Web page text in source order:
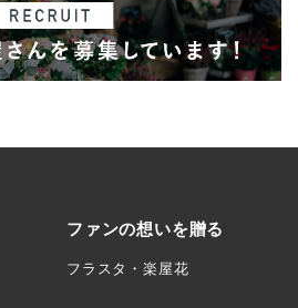
ファンの想いを贈る
フラスタ・楽屋花